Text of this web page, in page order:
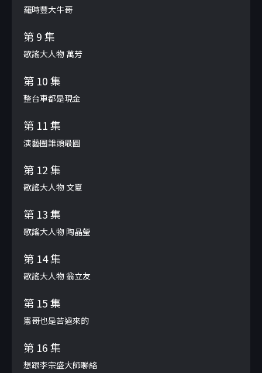
羅時豐大牛哥
第 9 集
歌謠大人物 萬芳
第 10 集
整台車都是現金
第 11 集
演藝圈誰頭最圓
第 12 集
歌謠大人物 文夏
第 13 集
歌謠大人物 陶晶瑩
第 14 集
歌謠大人物 翁立友
第 15 集
憲哥也是苦過來的
第 16 集
想跟李宗盛大師聯絡